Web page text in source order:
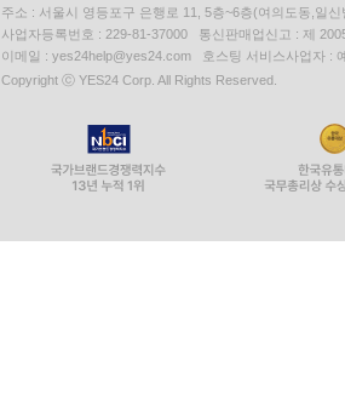
주소 : 서울시 영등포구 은행로 11, 5층~6층(여의도동,일신
사업자등록번호 : 229-81-37000 통신판매업신고 : 제
이메일 : yes24help@yes24.com 호스팅 서비스사업자 :
Copyright ⓒ YES24 Corp. All Rights Reserved.